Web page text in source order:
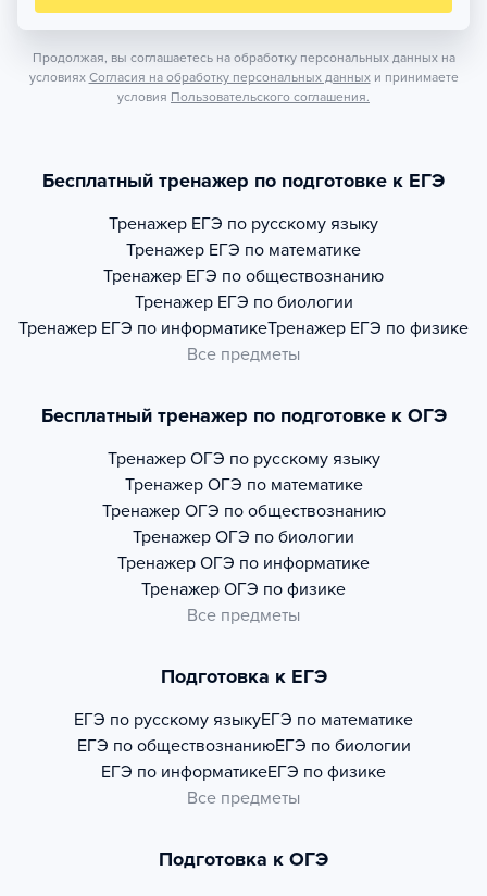
Продолжая, вы соглашаетесь на обработку персональных данных на
условиях Согласия на обработку персональных данных и принимаете
условия Пользовательского соглашения.
Бесплатный тренажер по подготовке к ЕГЭ
Тренажер ЕГЭ по русскому языку
Тренажер ЕГЭ по математике
Тренажер ЕГЭ по обществознанию
Тренажер ЕГЭ по биологии
Тренажер ЕГЭ по информатикеТренажер ЕГЭ по физике
Все предметы
Бесплатный тренажер по подготовке к ОГЭ
Тренажер ОГЭ по русскому языку
Тренажер ОГЭ по математике
Тренажер ОГЭ по обществознанию
Тренажер ОГЭ по биологии
Тренажер ОГЭ по информатике
Тренажер ОГЭ по физике
Все предметы
Подготовка к ЕГЭ
ЕГЭ по русскому языкуЕГЭ по математике
ЕГЭ по обществознаниюЕГЭ по биологии
ЕГЭ по информатикеЕГЭ по физике
Все предметы
Подготовка к ОГЭ